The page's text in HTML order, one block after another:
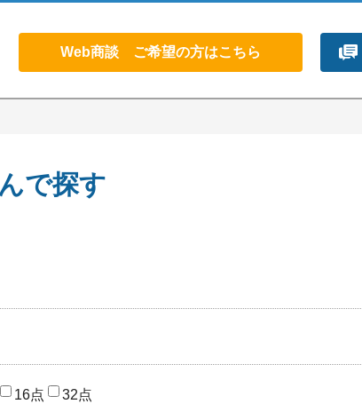
Web商談 ご希望の方はこちら
で探す
16点 32点